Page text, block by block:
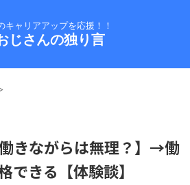
キャリアアップを応援！！
じさんの独り言
働きながらは無理？】→働
できる【体験談】